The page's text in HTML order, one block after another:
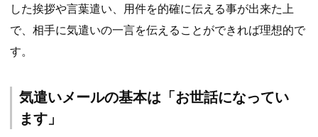
した挨拶や言葉遣い、用件を的確に伝える事が出来た上
で、相手に気遣いの一言を伝えることができれば理想的で
す。
気遣いメールの基本は「お世話になってい
ます」